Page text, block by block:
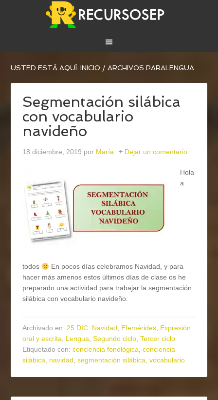
USTED ESTÁ AQUÍ:INICIO / ARCHIVOS PARALENGUA
Segmentación silábica
con vocabulario
navideño
18 diciembre, 2019 por María Dejar un comentario
Hola
a
todos
En pocos días celebramos Navidad, y para
hacer más amenos estos últimos días de clase os he
preparado una actividad para trabajar la segmentación
silábica con vocabulario navideño.
Archivado en:25 DIC: Navidad, Efemérides, Expresión
oral y escrita, Lengua,Segundo ciclo,Tercer ciclo
Etiquetado con:conciencia fonológica,conciencia
silábica, navidad,segmentación silábica,vocabulario